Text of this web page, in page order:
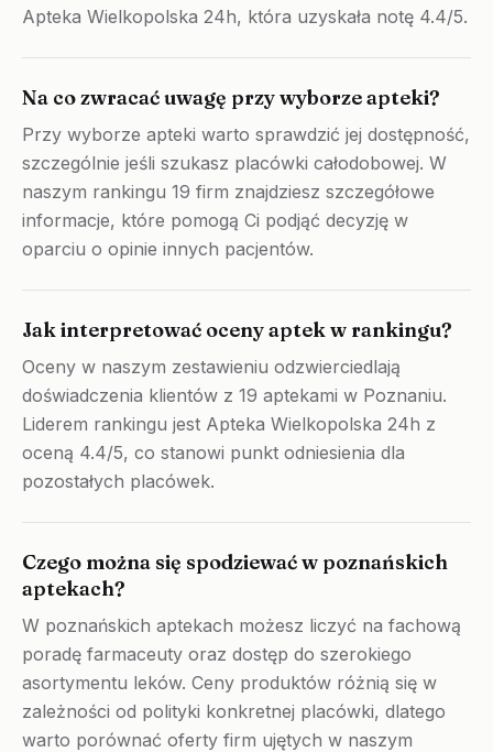
Apteka Wielkopolska 24h, która uzyskała notę 4.4/5.
Na co zwracać uwagę przy wyborze apteki?
Przy wyborze apteki warto sprawdzić jej dostępność,
szczególnie jeśli szukasz placówki całodobowej. W
naszym rankingu 19 firm znajdziesz szczegółowe
informacje, które pomogą Ci podjąć decyzję w
oparciu o opinie innych pacjentów.
Jak interpretować oceny aptek w rankingu?
Oceny w naszym zestawieniu odzwierciedlają
doświadczenia klientów z 19 aptekami w Poznaniu.
Liderem rankingu jest Apteka Wielkopolska 24h z
oceną 4.4/5, co stanowi punkt odniesienia dla
pozostałych placówek.
Czego można się spodziewać w poznańskich
aptekach?
W poznańskich aptekach możesz liczyć na fachową
poradę farmaceuty oraz dostęp do szerokiego
asortymentu leków. Ceny produktów różnią się w
zależności od polityki konkretnej placówki, dlatego
warto porównać oferty firm ujętych w naszym